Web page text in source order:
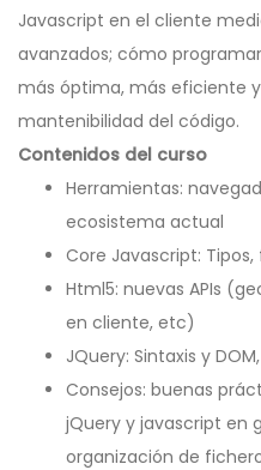
Javascript en el cliente
avanzados; cómo
más óptima, más eficiente
mantenibilidad del código.
Contenidos del curso
Herramientas:
ecosistema actual
Core Javascript:
Html5: nuevas APIs
en cliente, etc)
JQuery: Sintaxis y
Consejos: buenas
jQuery y javascript en
organización de